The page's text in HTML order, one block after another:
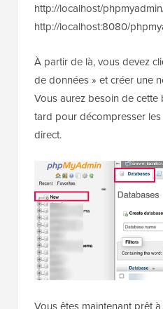
http://localhost/
http://localhost:8080/
À partir de là, vous devez
de données » et créer une
Vous aurez besoin de
tard pour décompresser
direct.
Vous êtes maintenant prêt